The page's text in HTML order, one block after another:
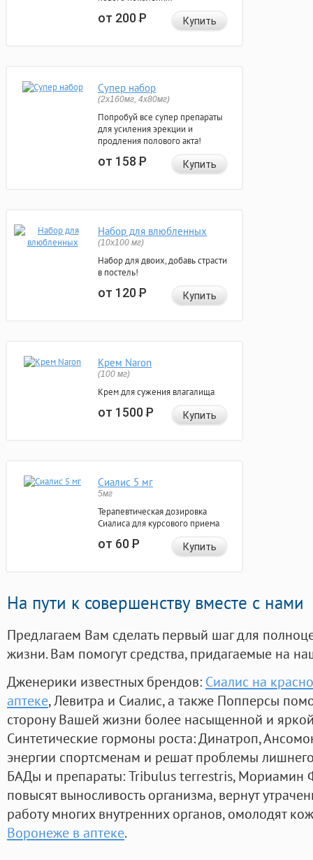
от 200Р Купить
Супер набор
(2х160мг, 4х80мг)
Попробуй все супер препараты
для усиления эрекции и
продления полового акта!
от 158Р Купить
Набор для влюбленных
(10х100 мг)
Набор для двоих, добавь страсти
в постель!
от 120Р Купить
Крем Naron
(100 мг)
Крем для сужения влагалища
от 1500Р Купить
Сиалис 5 мг
5мг
Терапевтическая дозировка
Сиалиса для курсового приема
от 60Р Купить
На пути к совершенству вместе с нами
Предлагаем Вам сделать первый шаг для
жизни. Вам помогут средства, придагаемые на
Дженерики известных брендов: Сиалис на
аптеке, Левитра и Сиалис, а также Попперсы
сторону Вашей жизни более насыщенной и
Синтетические гормоны роста: Динатроп,
энергии спортсменам и решат проблемы
БАДы и препараты:Tribulus terrestris, Мориамин
повысят выносливость организма, вернут
работу многих внутренних органов, омолодят
Воронеже в аптеке.